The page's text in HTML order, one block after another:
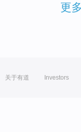
更
关于有道 Investors